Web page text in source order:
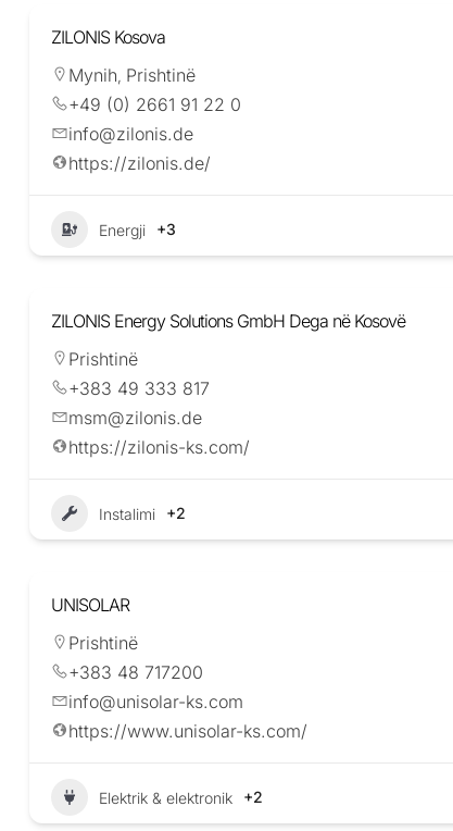
ZILONIS Kosova
Mynih Prishtinë
+49 (0) 2661 91 22 0
info@zilonis.de
https://zilonis.de/
Energji +3
ZILONIS Energy Solutions GmbH Dega në Kosovë
Prishtinë
+383 49 333 817
msm@zilonis.de
https://zilonis-ks.com/
Instalimi +2
UNISOLAR
Prishtinë
+383 48 717200
info@unisolar-ks.com
https://www.unisolar-ks.com/
Elektrik & elektronik +2